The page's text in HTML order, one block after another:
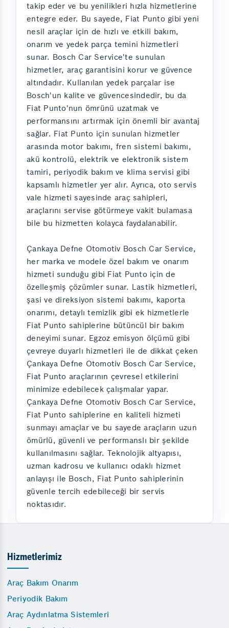
takip eder ve bu yenilikleri hızla hizmetlerine
entegre eder. Bu sayede, Fiat Punto gibi yeni
nesil araçlar için de hızlı ve etkili bakım,
onarım ve yedek parça temini hizmetleri
sunar. Bosch Car Service'te sunulan
hizmetler, araç garantisini korur ve güvence
altındadır. Kullanılan yedek parçalar ise
Bosch'un kalite ve güvencesindedir, bu da
Fiat Punto'nun ömrünü uzatmak ve
performansını artırmak için önemli bir avantaj
sağlar. Fiat Punto için sunulan hizmetler
arasında motor bakımı, fren sistemi bakımı,
akü kontrolü, elektrik ve elektronik sistem
tamiri, periyodik bakım ve klima servisi gibi
kapsamlı hizmetler yer alır. Ayrıca, oto servis
vale hizmeti sayesinde araç sahipleri,
araçlarını servise götürmeye vakit bulamasa
bile bu hizmetten kolayca faydalanabilir.
Çankaya Defne Otomotiv Bosch Car Service,
her marka ve modele özel bakım ve onarım
hizmeti sunduğu gibi Fiat Punto için de
özelleşmiş çözümler sunar. Lastik hizmetleri,
şasi ve direksiyon sistemi bakımı, kaporta
onarımı, detaylı temizlik gibi ek hizmetlerle
Fiat Punto sahiplerine bütüncül bir bakım
deneyimi sunar. Egzoz emisyon ölçümü gibi
çevreye duyarlı hizmetleri ile de dikkat çeken
Çankaya Defne Otomotiv Bosch Car Service,
Fiat Punto araçlarının çevresel etkilerini
minimize edebilecek çalışmalar yapar.
Çankaya Defne Otomotiv Bosch Car Service,
Fiat Punto sahiplerine en kaliteli hizmeti
sunmayı amaçlar ve bu sayede araçların uzun
ömürlü, güvenli ve performanslı bir şekilde
kullanılmasını sağlar. Teknolojik altyapısı,
uzman kadrosu ve kullanıcı odaklı hizmet
anlayışı ile Bosch, Fiat Punto sahiplerinin
güvenle tercih edebileceği bir servis
noktasıdır.
Hizmetlerimiz
Araç Bakım Onarım
Periyodik Bakım
Araç Aydınlatma Sistemleri